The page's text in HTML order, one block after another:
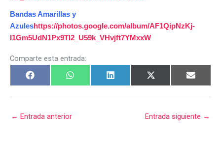
Bandas Amarillas y
Azuleshttps://photos.google.com/album/AF1QipNzKj-
I1Gm5UdN1Px9Tl2_U59k_VHvjft7YMxxW
Comparte esta entrada:
← Entrada anterior Entrada siguiente →